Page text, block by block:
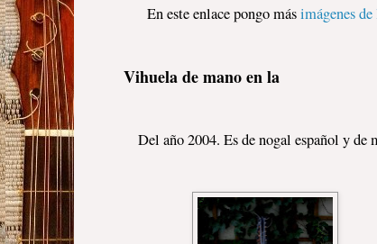
En este enlace pongo másimágenes
Vihuela de mano en la
Del año 2004. Es de nogal español y de